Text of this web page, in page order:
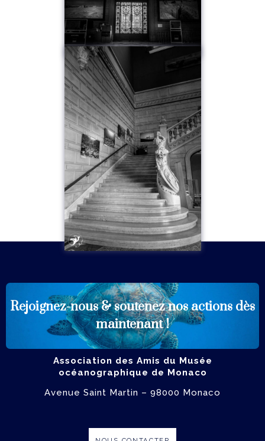
Rejoignez-nous & souteneznos actions dès
maintenant !
ADHÉRER
Association des Amis du Musée
océanographique de Monaco
Avenue Saint Martin – 98000 Monaco